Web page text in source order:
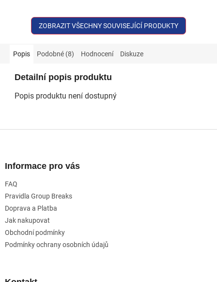
ZOBRAZIT VŠECHNY SOUVISEJÍCÍ PRODUKTY
Popis Podobné (8) Hodnocení Diskuze
Detailní popis produktu
Popis produktu není dostupný
Informace pro vás
FAQ
Pravidla Group Breaks
Doprava a Platba
Jak nakupovat
Obchodní podmínky
Podmínky ochrany osobních údajů